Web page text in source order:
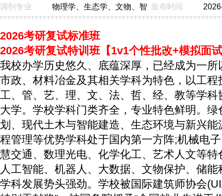
调剂专业 物理学、生态学、文物、智
公共管理学、公共管理、中
文教育、体育、法律、建
筑、土木工程、风景园林等
发布时间
2026考研复试标准班
2026考研复试特训班【1v1个性批改+模拟面
我校办学历史悠久、底蕴深厚，已经成为一
市政、材料冶金及其相关学科为特色，以工
工、管、艺、理、文、法、哲、经、教等学
大学。学校学科门类齐全，专业特色鲜明。
划、现代土木与智能建造、生态环境与新兴
程管理等优势学科处于国内第一方阵;机械电
慧交通、数理光电、化学化工、艺术人文等特
人工智能、机器人、大数据、文物保护、储
学科发展势头强劲。学校被国际建筑师协会